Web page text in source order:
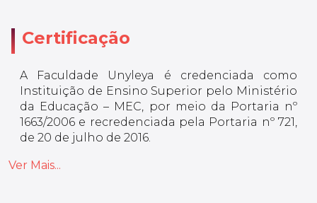
Certificação
A Faculdade Unyleya é credenciada como
Instituição de Ensino Superior pelo Ministério
da Educação – MEC, por meio da Portaria nº
1663/2006 e recredenciada pela Portaria nº 721,
de 20 de julho de 2016.
Ver Mais...